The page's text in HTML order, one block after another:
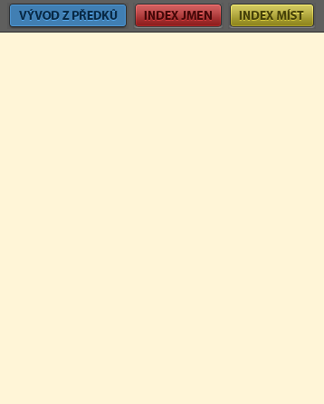
Vývod z předků Index jmen Index míst